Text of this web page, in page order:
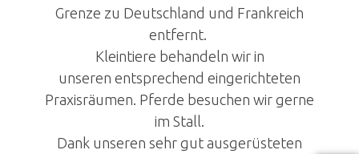
Grenze zu Deutschland und Frankreich
entfernt.
Kleintiere behandeln wir in
unseren entsprechend eingerichteten
Praxisräumen. Pferde besuchen wir gerne
im Stall.
Dank unseren sehr gut ausgerüsteten